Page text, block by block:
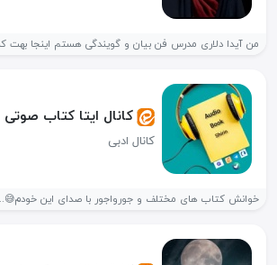
من آیدا دلاری مدرس فن بیان و گویندگی هستم اینجا بهت
کانال ایتا کتاب
کانال ادبی
خوانش کتاب های مختلف و جورواجور با صدای این